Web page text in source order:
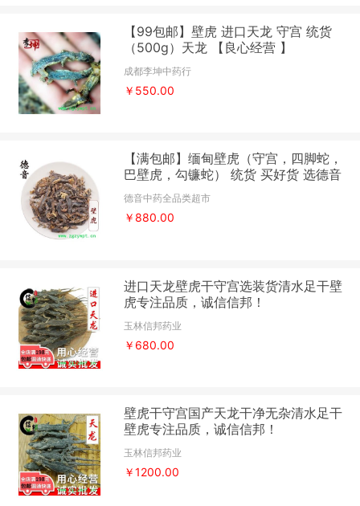
【99包邮】壁虎 进口天龙 守宫 统货
（500g）天龙 【良心经营 】
成都李坤中药行
￥550.00
【满包邮】缅甸壁虎（守宫，四脚蛇，
巴壁虎，勾镰蛇） 统货 买好货 选德音
正品溯源 规范标准 三证齐全 全品类药
材一站购齐
德音中药全品类超市
￥880.00
进口天龙壁虎干守宫选装货清水足干壁
虎专注品质，诚信信邦！
玉林信邦药业
￥680.00
壁虎干守宫国产天龙干净无杂清水足干
壁虎专注品质，诚信信邦！
玉林信邦药业
￥1200.00